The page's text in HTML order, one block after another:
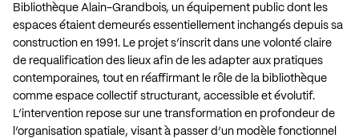
Bibliothèque Alain-Grandbois, un équipement public dont les
espaces étaient demeurés essentiellement inchangés depuis sa
construction en 1991. Le projet s’inscrit dans une volonté claire
de requalification des lieux afin de les adapter aux pratiques
contemporaines, tout en réaffirmant le rôle de la bibliothèque
comme espace collectif structurant, accessible et évolutif.
L’intervention repose sur une transformation en profondeur de
l’organisation spatiale, visant à passer d’un modèle fonctionnel